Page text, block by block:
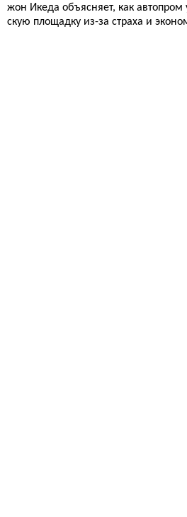
жон Икеда объясняет, как
скую площадку из-за страха и